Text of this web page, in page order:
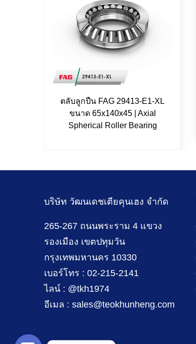
ตลับลูกปืน FAG 29413-E1-XL
ขนาด 65x140x45 | Axial
Spherical Roller Bearing
บริษัท วัฒนเดชเตียคุนเฮง จำกัด
265-267 ถนนพระราม 4 แขวง
รองเมือง เขตปทุมวัน
กรุงเทพมหานคร 10330
เบอร์โทร : 02-215-2141
ไลน์ : @tkh1974
อีเมล : sales@teokhunheng.com